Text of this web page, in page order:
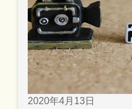
2020年4月13日